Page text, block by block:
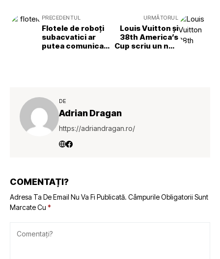
PRECEDENTUL
Flotele de roboți
subacvatici ar
putea comunica
URMĂTORUL
Louis Vuitton și
38th America’s
Cup scriu un nou
DE
Adrian Dragan
https://adriandragan.ro/
COMENTAȚI?
Adresa Ta De Email Nu Va Fi Publicată. Câmpurile Obligatorii Sunt
Marcate Cu *